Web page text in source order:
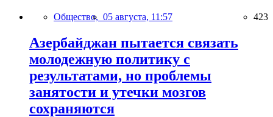
Общество, 05 августа, 11:57 423
Азербайджан пытается связать
молодежную политику с
результатами, но проблемы
занятости и утечки мозгов
сохраняются